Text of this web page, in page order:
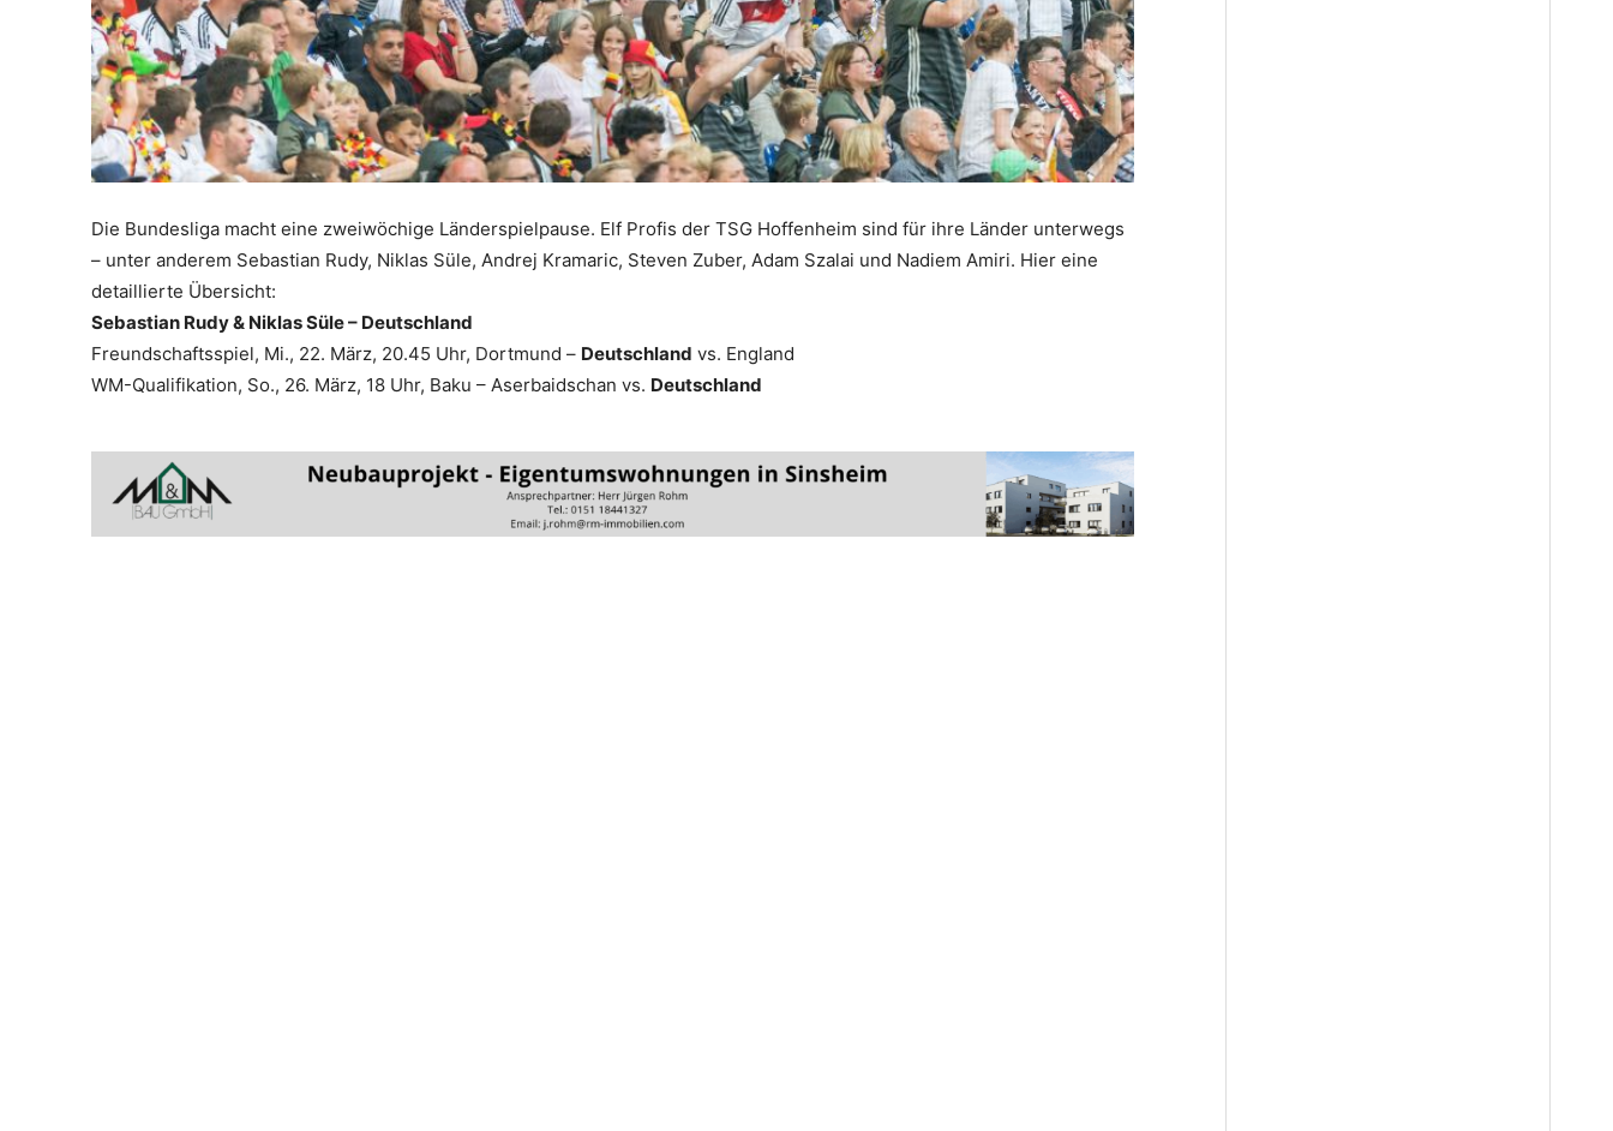
Die Bundesliga macht eine zweiwöchige Länderspielpause. Elf Profis der TSG Hoffenheim sind für ihre Länder unterwegs
– unter anderem Sebastian Rudy, Niklas Süle, Andrej Kramaric, Steven Zuber, Adam Szalai und Nadiem Amiri. Hier eine
detaillierte Übersicht:
Sebastian Rudy & Niklas Süle – Deutschland
Freundschaftsspiel, Mi., 22. März, 20.45 Uhr, Dortmund – Deutschland vs. England
WM-Qualifikation, So., 26. März, 18 Uhr, Baku – Aserbaidschan vs. Deutschland